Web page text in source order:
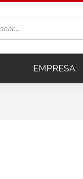
EMPRESA